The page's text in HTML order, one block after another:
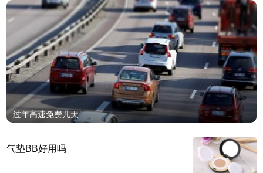
过年高速免费几天
气垫BB好用吗